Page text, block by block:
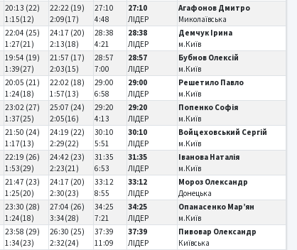
20:13 (22)
1:15(12)
22:22 (19)
2:09(17)
27:10
4:48
27:10
ЛІДЕР
Агафонов Дмитро
Миколаївська
22:04 (25)
1:27(21)
24:17 (20)
2:13(18)
28:38
4:21
28:38
ЛІДЕР
Демчук Ірина
м.Київ
19:54 (19)
1:39(27)
21:57 (17)
2:03(15)
28:57
7:00
28:57
ЛІДЕР
Бубнов Олексій
м.Київ
20:05 (21)
1:24(18)
22:02 (18)
1:57(13)
29:00
6:58
29:00
ЛІДЕР
Решетило Павло
м.Київ
23:02 (27)
1:37(25)
25:07 (24)
2:05(16)
29:20
4:13
29:20
ЛІДЕР
Попенко Софія
м.Київ
21:50 (24)
1:17(13)
24:19 (22)
2:29(22)
30:10
5:51
30:10
ЛІДЕР
Войцеховський Сергій
м.Київ
22:19 (26)
1:53(29)
24:42 (23)
2:23(21)
31:35
6:53
31:35
ЛІДЕР
Іванова Наталія
м.Київ
21:47 (23)
1:25(20)
24:17 (20)
2:30(23)
33:12
8:55
33:12
ЛІДЕР
Мороз Олександр
Донецька
23:30 (28)
1:24(18)
27:04 (26)
3:34(28)
34:25
7:21
34:25
ЛІДЕР
Опанасенко Мар’ян
м.Київ
23:58 (29)
1:34(23)
26:30 (25)
2:32(24)
37:39
11:09
37:39
ЛІДЕР
Пивовар Олександр
Київська